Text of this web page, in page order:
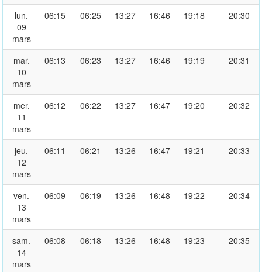
lun.
09
mars
06:15 06:25 13:27 16:46 19:18 20:30
mar.
10
mars
06:13 06:23 13:27 16:46 19:19 20:31
mer.
11
mars
06:12 06:22 13:27 16:47 19:20 20:32
jeu.
12
mars
06:11 06:21 13:26 16:47 19:21 20:33
ven.
13
mars
06:09 06:19 13:26 16:48 19:22 20:34
sam.
14
mars
06:08 06:18 13:26 16:48 19:23 20:35